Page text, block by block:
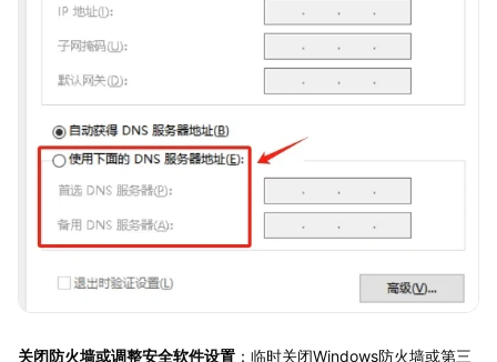
关闭防火墙或调整安全软件设置 ：临时关闭Windows防火墙或第三